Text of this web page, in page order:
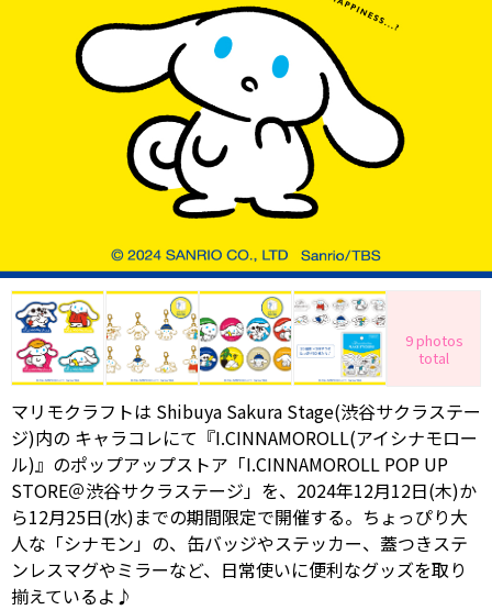
9 photos
total
マリモクラフトは Shibuya Sakura Stage(渋谷サクラステー
ジ)内の キャラコレにて『I.CINNAMOROLL(アイシナモロー
ル)』のポップアップストア「I.CINNAMOROLL POP UP
STORE＠渋谷サクラステージ」を、2024年12月12日(木)か
ら12月25日(水)までの期間限定で開催する。ちょっぴり大
人な「シナモン」の、缶バッジやステッカー、蓋つきステ
ンレスマグやミラーなど、日常使いに便利なグッズを取り
揃えているよ♪